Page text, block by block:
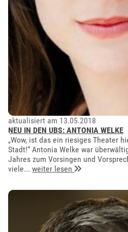
aktualisiert am 13.05.2018
NEU IN DEN UBS: ANTONIA WELKE
„Wow, ist das ein riesiges Theater
Stadt!“ Antonia Welke war
Jahres zum Vorsingen und
viele...weiter lesen